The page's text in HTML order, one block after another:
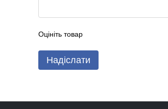
Оцініть товар
Надіслати